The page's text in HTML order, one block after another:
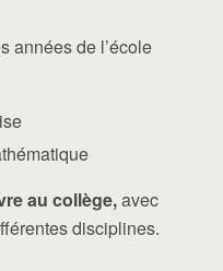
années de l’école
au collège,avec
disciplines.